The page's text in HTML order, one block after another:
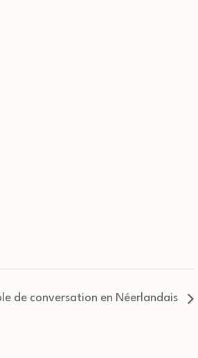
de conversation en Néerlandais